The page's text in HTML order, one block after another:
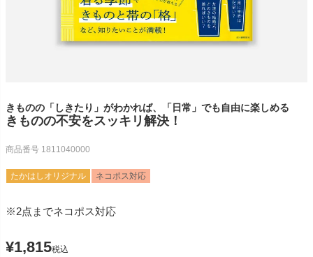
きものの「しきたり」がわかれば、「日常」でも自由に楽しめる
きものの不安をスッキリ解決！
商品番号 1811040000
たかはしオリジナル ネコポス対応
※2点までネコポス対応
¥1,815税込